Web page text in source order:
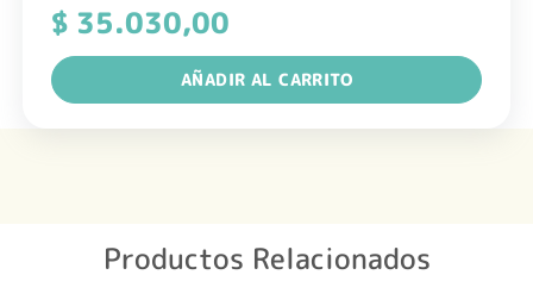
$35.030,00
AÑADIR AL CARRITO
Productos Relacionados